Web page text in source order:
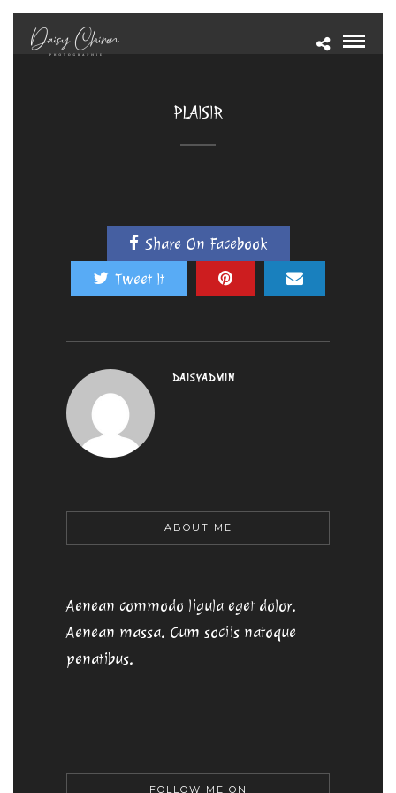
PLAISIR
Share On Facebook
Tweet It
DAISYADMIN
ABOUT ME
Aenean commodo ligula eget dolor.
Aenean massa. Cum sociis natoque
penatibus.
FOLLOW ME ON